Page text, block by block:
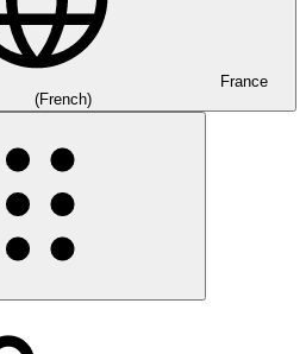
France
(French)